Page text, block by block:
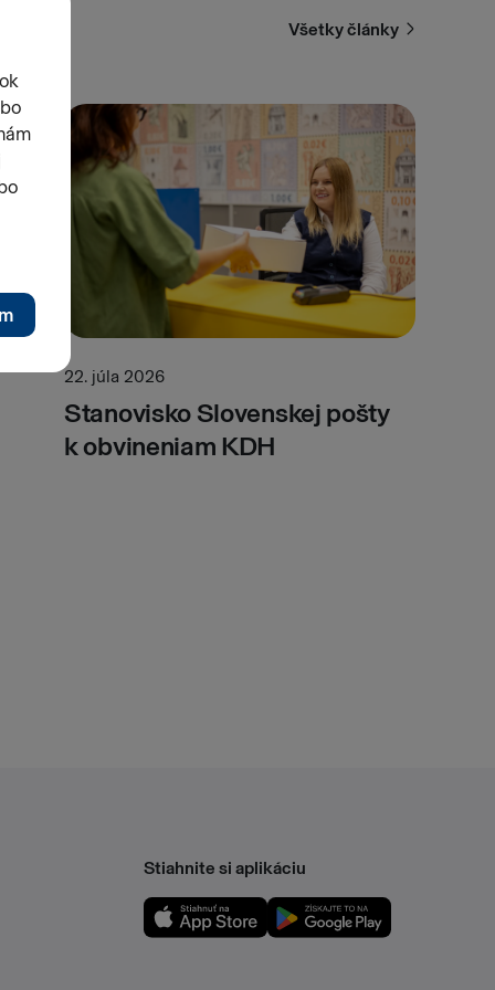
Všetky články
22. júla 2026
Stanovisko Slovenskej pošty
k obvineniam KDH
Stiahnite si aplikáciu